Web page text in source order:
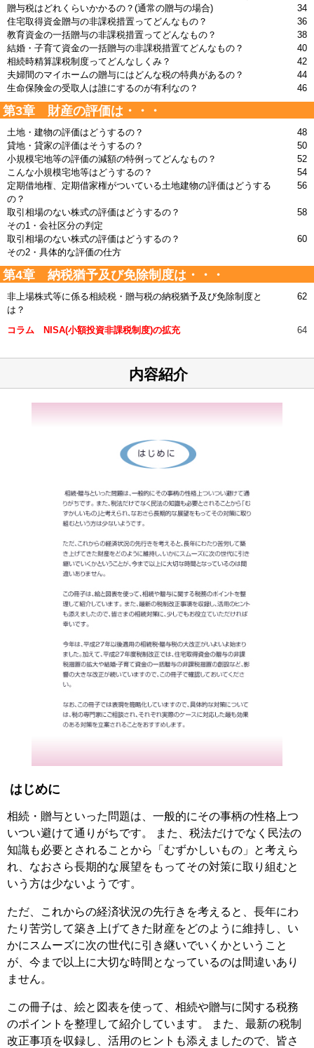
贈与税はどれくらいかかるの？(通常の贈与の場合)
34
住宅取得資金贈与の非課税措置ってどんなもの？
36
教育資金の一括贈与の非課税措置ってどんなもの？
38
結婚・子育て資金の一括贈与の非課税措置てどんなもの？
40
相続時精算課税制度ってどんなしくみ？
42
夫婦間のマイホームの贈与にはどんな税の特典があるの？
44
生命保険金の受取人は誰にするのが有利なの？
46
第3章 財産の評価は・・・
土地・建物の評価はどうするの？
48
貸地・貸家の評価はそうするの？
50
小規模宅地等の評価の減額の特例ってどんなもの？
52
こんな小規模宅地等はどうするの？
54
定期借地権、定期借家権がついている土地建物の評価はどうする
の？
56
取引相場のない株式の評価はどうするの？
58
その1・会社区分の判定
取引相場のない株式の評価はどうするの？
60
その2・具体的な評価の仕方
第4章 納税猶予及び免除制度は・・・
非上場株式等に係る相続税・贈与税の納税猶予及び免除制度と
は？
62
コラム NISA(小額投資非課税制度)の拡充 64
内容紹介
はじめに
相続・贈与といった問題は、一般的にその事柄の性格上つ
いつい避けて通りがちです。 また、税法だけでなく民法の
知識も必要とされることから「むずかしいもの」と考えら
れ、なおさら長期的な展望をもってその対策に取り組むと
いう方は少ないようです。
ただ、これからの経済状況の先行きを考えると、長年にわ
たり苦労して築き上げてきた財産をどのように維持し、い
かにスムーズに次の世代に引き継いでいくかということ
が、今まで以上に大切な時間となっているのは間違いあり
ません。
この冊子は、絵と図表を使って、相続や贈与に関する税務
のポイントを整理して紹介しています。 また、最新の税制
改正事項を収録し、活用のヒントも添えましたので、皆さ